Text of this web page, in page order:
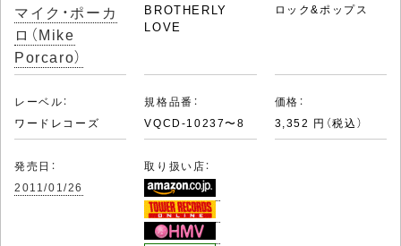
マイク・ポーカ
ロ（Mike
Porcaro）
BROTHERLY
LOVE
ロック&ポップス
レーベル：
ワードレコーズ
規格品番：
VQCD-10237〜8
価格：
3,352 円（税込）
発売日：
2011/01/26
取り扱い店：